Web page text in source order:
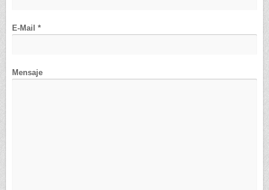
E-Mail *
Mensaje